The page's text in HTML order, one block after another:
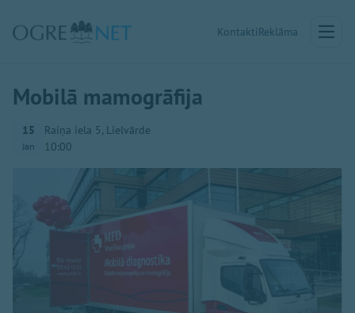
KontaktiReklāma
Mobilā mamogrāfija
15
Jan
Raiņa iela 5, Lielvārde
10:00